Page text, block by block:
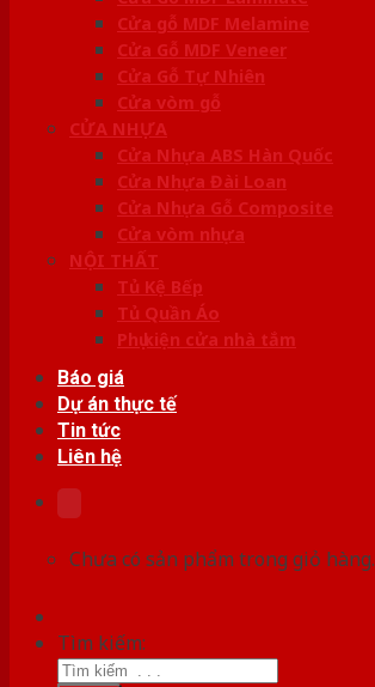
Cửa gỗ MDF Melamine
Cửa Gỗ MDF Veneer
Cửa Gỗ Tự Nhiên
Cửa vòm gỗ
CỬA NHỰA
Cửa Nhựa ABS Hàn Quốc
Cửa Nhựa Đài Loan
Cửa Nhựa Gỗ Composite
Cửa vòm nhựa
NỘI THẤT
Tủ Kệ Bếp
Tủ Quần Áo
Phụ kiện cửa nhà tắm
Báo giá
Dự án thực tế
Tin tức
Liên hệ
Chưa có sản phẩm trong giỏ hàng.
Tìm kiếm: